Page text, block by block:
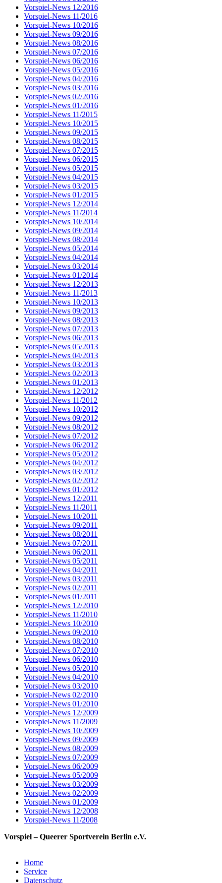
Vorspiel-News 12/2016
Vorspiel-News 11/2016
Vorspiel-News 10/2016
Vorspiel-News 09/2016
Vorspiel-News 08/2016
Vorspiel-News 07/2016
Vorspiel-News 06/2016
Vorspiel-News 05/2016
Vorspiel-News 04/2016
Vorspiel-News 03/2016
Vorspiel-News 02/2016
Vorspiel-News 01/2016
Vorspiel-News 11/2015
Vorspiel-News 10/2015
Vorspiel-News 09/2015
Vorspiel-News 08/2015
Vorspiel-News 07/2015
Vorspiel-News 06/2015
Vorspiel-News 05/2015
Vorspiel-News 04/2015
Vorspiel-News 03/2015
Vorspiel-News 01/2015
Vorspiel-News 12/2014
Vorspiel-News 11/2014
Vorspiel-News 10/2014
Vorspiel-News 09/2014
Vorspiel-News 08/2014
Vorspiel-News 05/2014
Vorspiel-News 04/2014
Vorspiel-News 03/2014
Vorspiel-News 01/2014
Vorspiel-News 12/2013
Vorspiel-News 11/2013
Vorspiel-News 10/2013
Vorspiel-News 09/2013
Vorspiel-News 08/2013
Vorspiel-News 07/2013
Vorspiel-News 06/2013
Vorspiel-News 05/2013
Vorspiel-News 04/2013
Vorspiel-News 03/2013
Vorspiel-News 02/2013
Vorspiel-News 01/2013
Vorspiel-News 12/2012
Vorspiel-News 11/2012
Vorspiel-News 10/2012
Vorspiel-News 09/2012
Vorspiel-News 08/2012
Vorspiel-News 07/2012
Vorspiel-News 06/2012
Vorspiel-News 05/2012
Vorspiel-News 04/2012
Vorspiel-News 03/2012
Vorspiel-News 02/2012
Vorspiel-News 01/2012
Vorspiel-News 12/2011
Vorspiel-News 11/2011
Vorspiel-News 10/2011
Vorspiel-News 09/2011
Vorspiel-News 08/2011
Vorspiel-News 07/2011
Vorspiel-News 06/2011
Vorspiel-News 05/2011
Vorspiel-News 04/2011
Vorspiel-News 03/2011
Vorspiel-News 02/2011
Vorspiel-News 01/2011
Vorspiel-News 12/2010
Vorspiel-News 11/2010
Vorspiel-News 10/2010
Vorspiel-News 09/2010
Vorspiel-News 08/2010
Vorspiel-News 07/2010
Vorspiel-News 06/2010
Vorspiel-News 05/2010
Vorspiel-News 04/2010
Vorspiel-News 03/2010
Vorspiel-News 02/2010
Vorspiel-News 01/2010
Vorspiel-News 12/2009
Vorspiel-News 11/2009
Vorspiel-News 10/2009
Vorspiel-News 09/2009
Vorspiel-News 08/2009
Vorspiel-News 07/2009
Vorspiel-News 06/2009
Vorspiel-News 05/2009
Vorspiel-News 03/2009
Vorspiel-News 02/2009
Vorspiel-News 01/2009
Vorspiel-News 12/2008
Vorspiel-News 11/2008
Vorspiel – Queerer Sportverein Berlin e.V.
Home
Service
Datenschutz